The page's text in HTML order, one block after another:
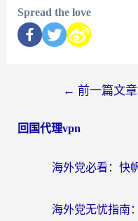
Spread the love
← 前一篇文章
回国代理vpn